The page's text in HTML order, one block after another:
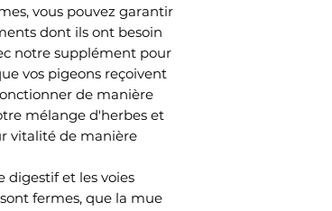
vous pouvez garantir
dont ils ont besoin
notre supplément pour
vos pigeons reçoivent
de manière
mélange d'herbes et
vitalité de manière
digestif et les voies
fermes, que la mue